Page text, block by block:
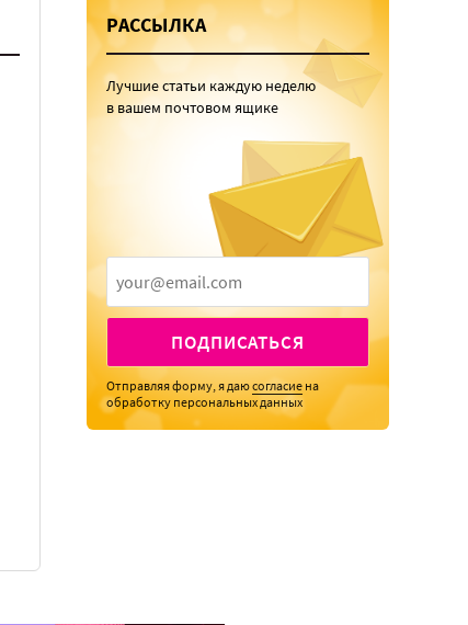
РАССЫЛКА
Лучшие статьи каждую неделю
в вашем почтовом ящике
ПОДПИСАТЬСЯ
Отправляя форму, я даюсогласие на
обработку персональных данных